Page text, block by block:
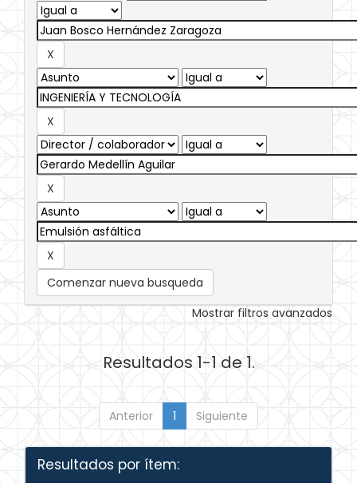
Comenzar nueva busqueda
Mostrar filtros avanzados
Resultados 1-1 de 1.
Anterior 1 Siguiente
Resultados por ítem: